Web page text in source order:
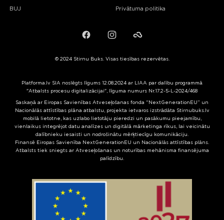
BUJ Privātuma politika
FacebookInstagramFailiem.lv
© 2024 Stirnu Buks. Visas tiesības rezervētas.
Platforma.lv SIA noslēgts līgums 12.08.2024 ar LIAA par dalību programmā
"Atbalsts procesu digitalizācijai", līguma numurs Nr.17.2-5-L-2024/468
Saskaņā ar Eiropas Savienības Atveseļošanas fonda “NextGenerationEU” un
Nacionālās attīstības plāna atbalstu, projekta ietvaros izstrādāta Stirnubuks.lv
mobilā lietotne, kas uzlabo lietotāju pieredzi un pasākumu pieejamību,
vienlaikus integrējot datu analīzes un digitālā mārketinga rīkus, lai veicinātu
dalībnieku iesaisti un nodrošinātu mērķtiecīgu komunikāciju.
Finansē Eiropas Savienība NextGenerationEU un Nacionālās attīstības plāns.
Atbalsts tiek sniegts ar Atveseļošanas un noturības mehānisma finansējuma
palīdzību.